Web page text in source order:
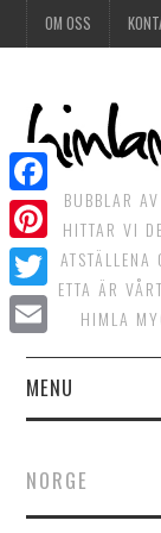
OM OSS
DET BUBBLAR
HITTAR VI
DETTA ÄR
HIMLA
MENU
HIMLAGRÖNT
NORGE
Facebook
Pinterest
Twitter
Email